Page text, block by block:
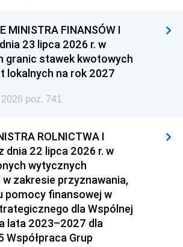
MINISTRA FINANSÓW I
23 lipca 2026 r. w
granic stawek kwotowych
lokalnych na rok 2027
poz. 741
ROLNICTWA I
dnia 22 lipca 2026 r. w
wytycznych
zakresie przyznawania,
pomocy finansowej w
dla Wspólnej
lata 2023–2027 dla
Współpraca Grup